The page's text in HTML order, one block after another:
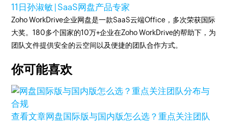
11日孙淑敏 | SaaS网盘产品专家
Zoho WorkDrive企业网盘是一款SaaS云端Office，多次荣获国际
大奖。180多个国家的10万+企业在Zoho WorkDrive的帮助下，为
团队文件提供安全的云空间以及便捷的团队合作方式。
你可能喜欢
查看文章网盘国际版与国内版怎么选？重点关注团队